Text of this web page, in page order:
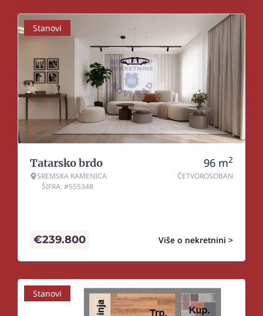
Stanovi
Tatarsko brdo
SREMSKA KAMENICA
ŠIFRA: #555348
96 m2
ČETVOROSOBAN
Više o nekretnini >
€239.800
Stanovi